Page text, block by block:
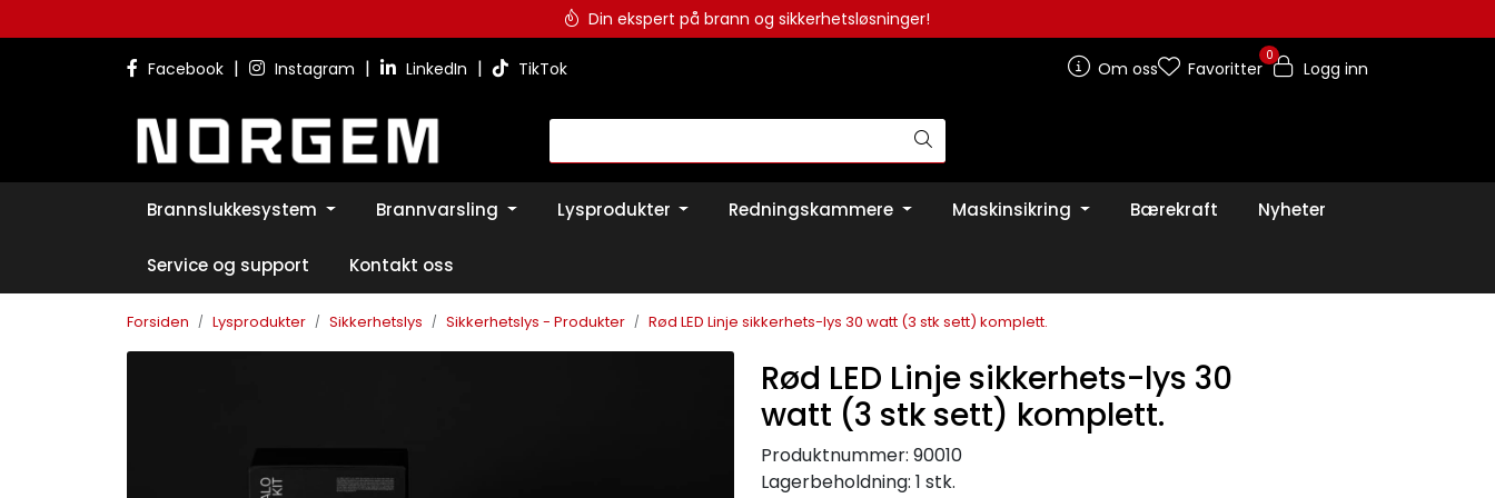
Din ekspert på brann og sikkerhetsløsninger!
Facebook | Instagram | LinkedIn | TikTok Om oss
0
Favoritter Logg inn
Brannslukkesystem Brannvarsling Lysprodukter Redningskammere Maskinsikring Bærekraft Nyheter
Service og support Kontakt oss
Forsiden Lysprodukter Sikkerhetslys Sikkerhetslys - Produkter Rød LED Linje sikkerhets-lys 30 watt (3 stk sett) komplett.
Rød LED Linje sikkerhets-lys 30
watt (3 stk sett) komplett.
Produktnummer: 90010
Lagerbeholdning: 1 stk.